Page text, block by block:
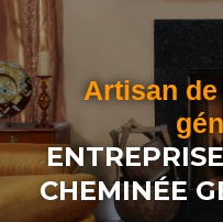
Artisan
CHEMINÉE